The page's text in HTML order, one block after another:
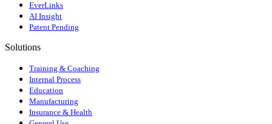
EverLinks
AI Insight
Patent Pending
Solutions
Training & Coaching
Internal Process
Education
Manufacturing
Insurance & Health